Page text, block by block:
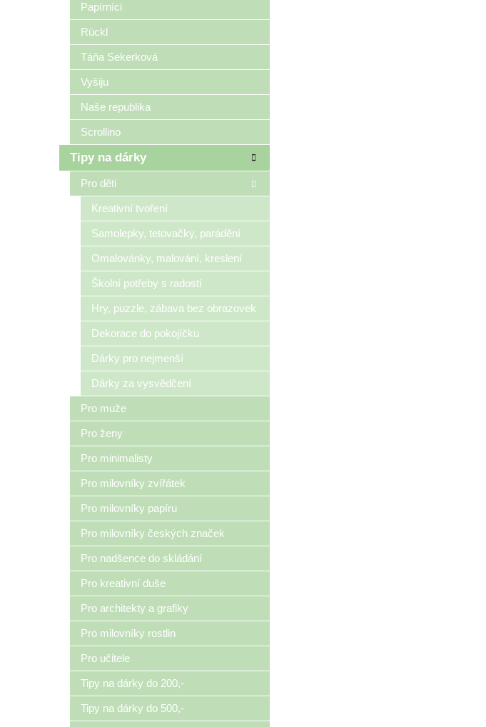
Papírníci
Rückl
Táňa Sekerková
Vyšiju
Naše republika
Scrollino
Tipy na dárky
Pro děti
Kreativní tvoření
Samolepky, tetovačky, parádění
Omalovánky, malování, kreslení
Školní potřeby s radostí
Hry, puzzle, zábava bez obrazovek
Dekorace do pokojíčku
Dárky pro nejmenší
Dárky za vysvědčení
Pro muže
Pro ženy
Pro minimalisty
Pro milovníky zvířátek
Pro milovníky papíru
Pro milovníky českých značek
Pro nadšence do skládání
Pro kreativní duše
Pro architekty a grafiky
Pro milovníky rostlin
Pro učitele
Tipy na dárky do 200,-
Tipy na dárky do 500,-